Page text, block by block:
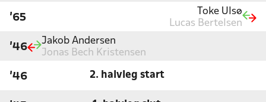
'65
Toke Ulsø
Lucas Bertelsen
'46
Jakob Andersen
Jonas Bech Kristensen
'46 2. halvleg start